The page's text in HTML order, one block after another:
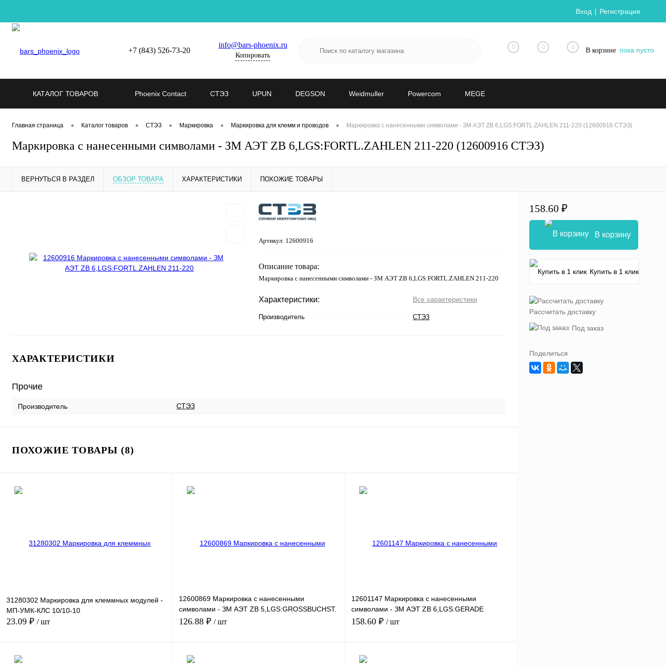
Вход Регистрация
+7 (843) 526-73-20
info@bars-phoenix.ru
Копировать
0 0 0 В корзине пока пусто
КАТАЛОГ ТОВАРОВ Phoenix Contact СТЭЗ UPUN DEGSON Weidmuller Powercom MEGE
Главная страница • Каталог товаров • СТЭЗ • Маркировка • Маркировка для клемм и проводов • Маркировка с нанесенными символами - ЗМ АЭТ ZB 6,LGS:FORTL.ZAHLEN 211-220 (12600916 СТЭЗ)
Маркировка с нанесенными символами - ЗМ АЭТ ZB 6,LGS:FORTL.ZAHLEN 211-220 (12600916 СТЭЗ)
ВЕРНУТЬСЯ В РАЗДЕЛ ОБЗОР ТОВАРА ХАРАКТЕРИСТИКИ ПОХОЖИЕ ТОВАРЫ
Артикул: 12600916
Описание товара:
Маркировка с нанесенными символами - ЗМ АЭТ ZB 6,LGS:FORTL.ZAHLEN 211-220
Характеристики: Все характеристики
Производитель СТЭЗ
ХАРАКТЕРИСТИКИ
Прочие
Производитель СТЭЗ
ПОХОЖИЕ ТОВАРЫ (8)
31280302 Маркировка для клеммных модулей -
МП-УМК-КЛС 10/10-10
23.09 ₽ / шт
12600869 Маркировка с нанесенными
символами - ЗМ АЭТ ZB 5,LGS:GROSSBUCHST.
V
126.88 ₽ / шт
12601147 Маркировка с нанесенными
символами - ЗМ АЭТ ZB 6,LGS:GERADE
ZAHLEN 62-80
158.60 ₽ / шт
158.60 ₽
В корзину
Купить в 1 клик
Рассчитать доставку
Под заказ
Поделиться